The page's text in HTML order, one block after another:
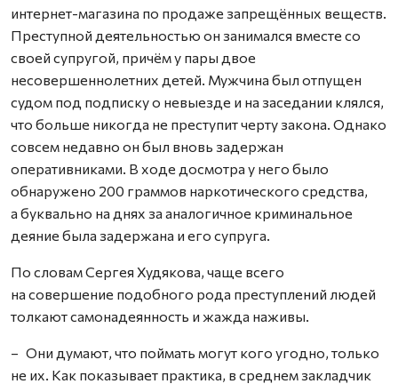
интернет-магазина по продаже запрещённых веществ.
Преступной деятельностью он занимался вместе со
своей супругой, причём у пары двое
несовершеннолетних детей. Мужчина был отпущен
судом под подписку о невыезде и на заседании клялся,
что больше никогда не преступит черту закона. Однако
совсем недавно он был вновь задержан
оперативниками. В ходе досмотра у него было
обнаружено 200 граммов наркотического средства,
а буквально на днях за аналогичное криминальное
деяние была задержана и его супруга.
По словам Сергея Худякова, чаще всего
на совершение подобного рода преступлений людей
толкают самонадеянность и жажда наживы.
– Они думают, что поймать могут кого угодно, только
не их. Как показывает практика, в среднем закладчик